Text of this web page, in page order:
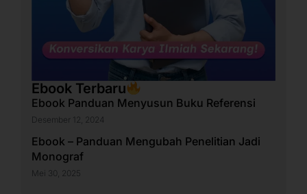
Ebook Terbaru
Ebook Panduan Menyusun Buku Referensi
Desember 12, 2024
Ebook – Panduan Mengubah Penelitian Jadi
Monograf
Mei 30, 2025